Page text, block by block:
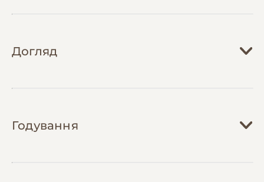
Догляд
безпечного та стимулюючого середовища.
Клітка повинна бути просторою, мінімум
рівнями та різноманітними укриттями.
Годування